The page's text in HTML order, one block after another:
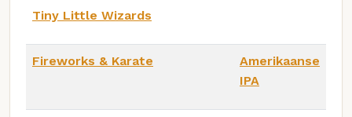
Tiny Little Wizards
Fireworks & Karate
Amerikaanse
IPA